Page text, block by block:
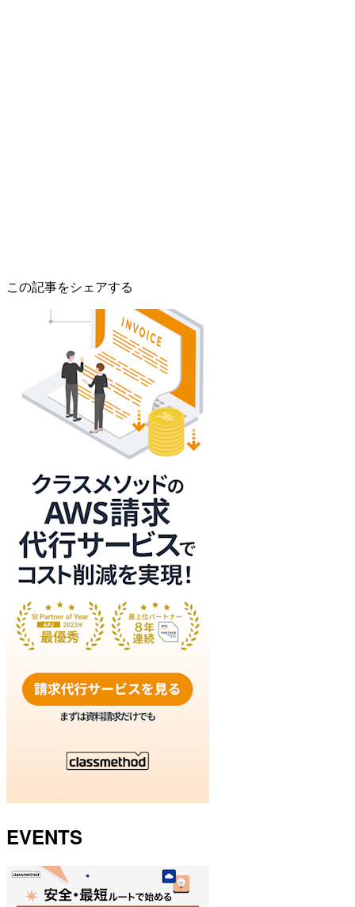
この記事をシェアする
EVENTS